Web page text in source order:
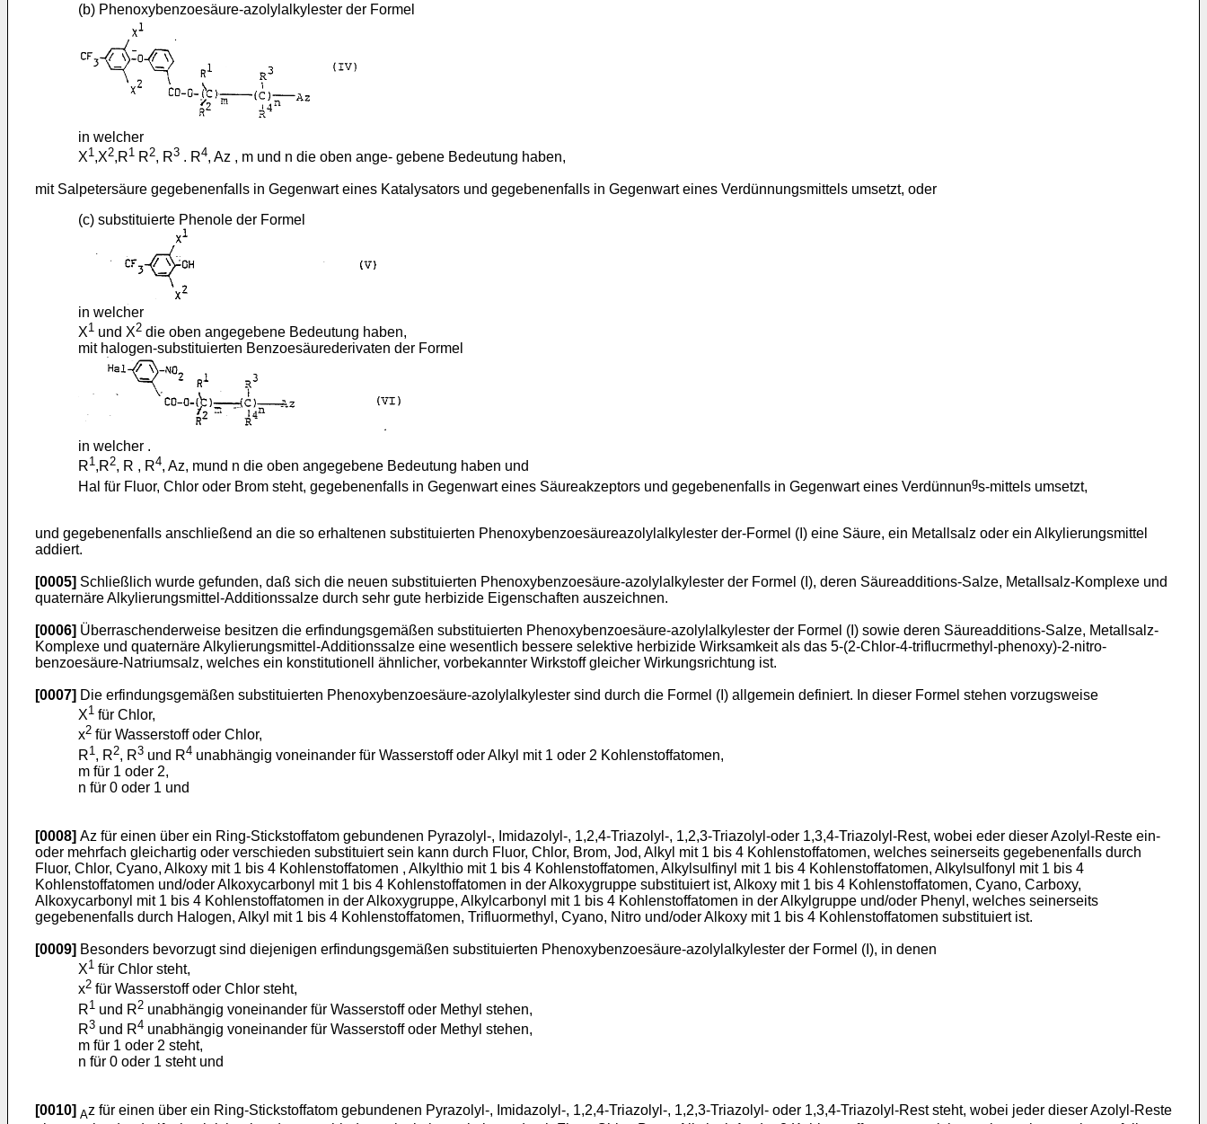
(b) Phenoxybenzoesäure-azolylalkylester der Formel
in welcher
X1 ,X2,R1 R2, R3 . R4, Az , m und n die oben ange- gebene Bedeutung haben,
mit Salpetersäure gegebenenfalls in Gegenwart eines Katalysators und gegebenenfalls in Gegenwart eines Verdünnungsmittels umsetzt, oder
(c) substituierte Phenole der Formel
in welcher
X1 und X2 die oben angegebene Bedeutung haben,
mit halogen-substituierten Benzoesäurederivaten der Formel
in welcher .
R1,R2, R , R4, Az, mund n die oben angegebene Bedeutung haben und
Hal für Fluor, Chlor oder Brom steht, gegebenenfalls in Gegenwart eines Säureakzeptors und gegebenenfalls in Gegenwart eines Verdünnungs-mittels umsetzt,
und gegebenenfalls anschließend an die so erhaltenen substituierten Phenoxybenzoesäureazolylalkylester der-Formel (I) eine Säure, ein Metallsalz oder ein Alkylierungsmittel
addiert.
[0005] Schließlich wurde gefunden, daß sich die neuen substituierten Phenoxybenzoesäure-azolylalkylester der Formel (I), deren Säureadditions-Salze, Metallsalz-Komplexe und
quaternäre Alkylierungsmittel-Additionssalze durch sehr gute herbizide Eigenschaften auszeichnen.
[0006] Überraschenderweise besitzen die erfindungsgemäßen substituierten Phenoxybenzoesäure-azolylalkylester der Formel (I) sowie deren Säureadditions-Salze, Metallsalz-
Komplexe und quaternäre Alkylierungsmittel-Additionssalze eine wesentlich bessere selektive herbizide Wirksamkeit als das 5-(2-Chlor-4-triflucrmethyl-phenoxy)-2-nitro-
benzoesäure-Natriumsalz, welches ein konstitutionell ähnlicher, vorbekannter Wirkstoff gleicher Wirkungsrichtung ist.
[0007] Die erfindungsgemäßen substituierten Phenoxybenzoesäure-azolylalkylester sind durch die Formel (I) allgemein definiert. In dieser Formel stehen vorzugsweise
X1 für Chlor,
x2 für Wasserstoff oder Chlor,
R1 , R2, R3 und R4 unabhängig voneinander für Wasserstoff oder Alkyl mit 1 oder 2 Kohlenstoffatomen,
m für 1 oder 2,
n für 0 oder 1 und
[0008] Az für einen über ein Ring-Stickstoffatom gebundenen Pyrazolyl-, Imidazolyl-, 1,2,4-Triazolyl-, 1,2,3-Triazolyl-oder 1,3,4-Triazolyl-Rest, wobei eder dieser Azolyl-Reste ein-
oder mehrfach gleichartig oder verschieden substituiert sein kann durch Fluor, Chlor, Brom, Jod, Alkyl mit 1 bis 4 Kohlenstoffatomen, welches seinerseits gegebenenfalls durch
Fluor, Chlor, Cyano, Alkoxy mit 1 bis 4 Kohlenstoffatomen , Alkylthio mit 1 bis 4 Kohlenstoffatomen, Alkylsulfinyl mit 1 bis 4 Kohlenstoffatomen, Alkylsulfonyl mit 1 bis 4
Kohlenstoffatomen und/oder Alkoxycarbonyl mit 1 bis 4 Kohlenstoffatomen in der Alkoxygruppe substituiert ist, Alkoxy mit 1 bis 4 Kohlenstoffatomen, Cyano, Carboxy,
Alkoxycarbonyl mit 1 bis 4 Kohlenstoffatomen in der Alkoxygruppe, Alkylcarbonyl mit 1 bis 4 Kohlenstoffatomen in der Alkylgruppe und/oder Phenyl, welches seinerseits
gegebenenfalls durch Halogen, Alkyl mit 1 bis 4 Kohlenstoffatomen, Trifluormethyl, Cyano, Nitro und/oder Alkoxy mit 1 bis 4 Kohlenstoffatomen substituiert ist.
[0009] Besonders bevorzugt sind diejenigen erfindungsgemäßen substituierten Phenoxybenzoesäure-azolylalkylester der Formel (I), in denen
X1 für Chlor steht,
x2 für Wasserstoff oder Chlor steht,
R1 und R2 unabhängig voneinander für Wasserstoff oder Methyl stehen,
R3 und R4 unabhängig voneinander für Wasserstoff oder Methyl stehen,
m für 1 oder 2 steht,
n für 0 oder 1 steht und
[0010] Az für einen über ein Ring-Stickstoffatom gebundenen Pyrazolyl-, Imidazolyl-, 1,2,4-Triazolyl-, 1,2,3-Triazolyl- oder 1,3,4-Triazolyl-Rest steht, wobei jeder dieser Azolyl-Reste